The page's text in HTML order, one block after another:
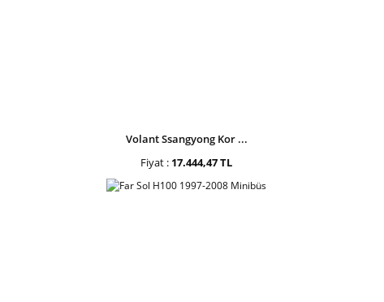
Volant Ssangyong Kor ...
Fiyat : 17.444,47 TL